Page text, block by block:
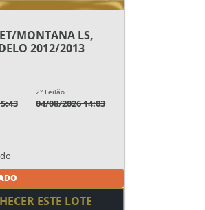
MONTANA LS,
2012/2013
2° Leilão
04/08/2026 14:03
ESTE LOTE